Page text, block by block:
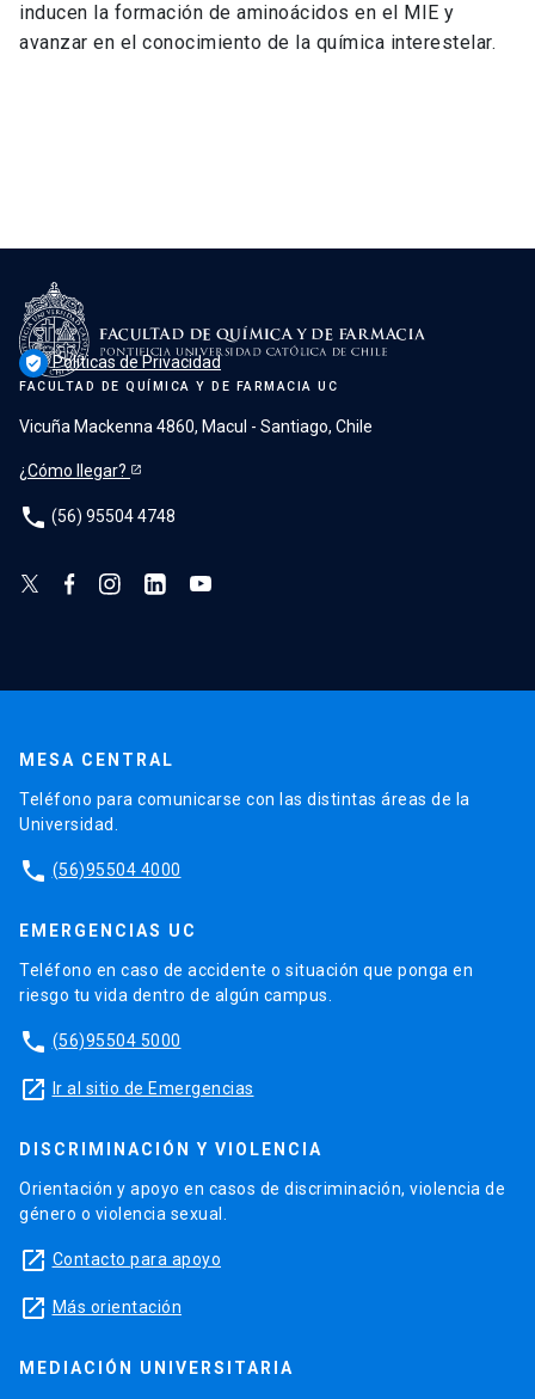
inducen la formación de aminoácidos en el MIE y
avanzar en el conocimiento de la química interestelar.
verified_user Políticas de Privacidad
FACULTAD DE QUÍMICA Y DE FARMACIA UC
Vicuña Mackenna 4860, Macul - Santiago, Chile
¿Cómo llegar?
phone (56) 95504 4748
MESA CENTRAL
Teléfono para comunicarse con las distintas áreas de la
Universidad.
phone (56)95504 4000
EMERGENCIAS UC
Teléfono en caso de accidente o situación que ponga en
riesgo tu vida dentro de algún campus.
phone (56)95504 5000
launch Ir al sitio de Emergencias
DISCRIMINACIÓN Y VIOLENCIA
Orientación y apoyo en casos de discriminación, violencia de
género o violencia sexual.
launch Contacto para apoyo
launch Más orientación
MEDIACIÓN UNIVERSITARIA